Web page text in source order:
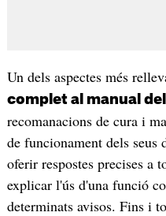
Un dels aspectes més
complet al manual
recomanacions de cura i
de funcionament dels
oferir respostes precises a
explicar l'ús d'una funció
determinats avisos. Fins i